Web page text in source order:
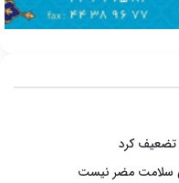
تضعیف کرد
سلامت مضر نیست